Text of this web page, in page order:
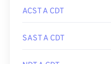
ACST A CDT
SAST A CDT